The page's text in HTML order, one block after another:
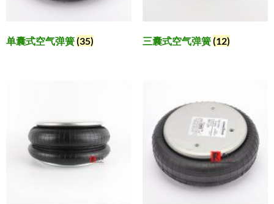
单囊式空气弹簧(35) 三囊式空气弹簧(12)